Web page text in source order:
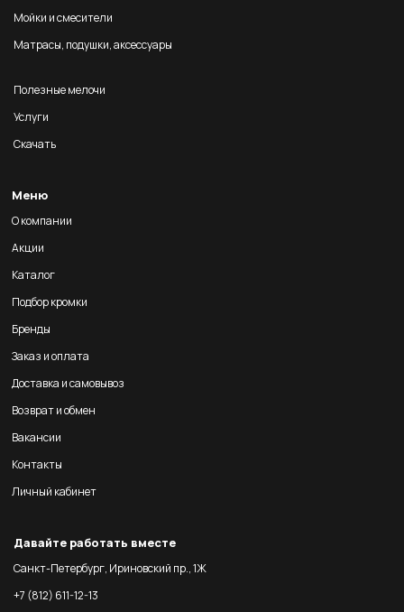
Мойки и смесители
Матрасы, подушки, аксессуары
Полезные мелочи
Услуги
Скачать
Меню
О компании
Акции
Каталог
Подбор кромки
Бренды
Заказ и оплата
Доставка и самовывоз
Возврат и обмен
Вакансии
Контакты
Личный кабинет
Давайте работать вместе
Санкт-Петербург, Ириновский пр., 1Ж
+7 (812) 611-12-13